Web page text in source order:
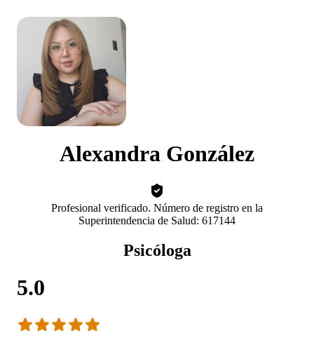
Alexandra González
Profesional verificado. Número de registro en la
Superintendencia de Salud: 617144
Psicóloga
5.0